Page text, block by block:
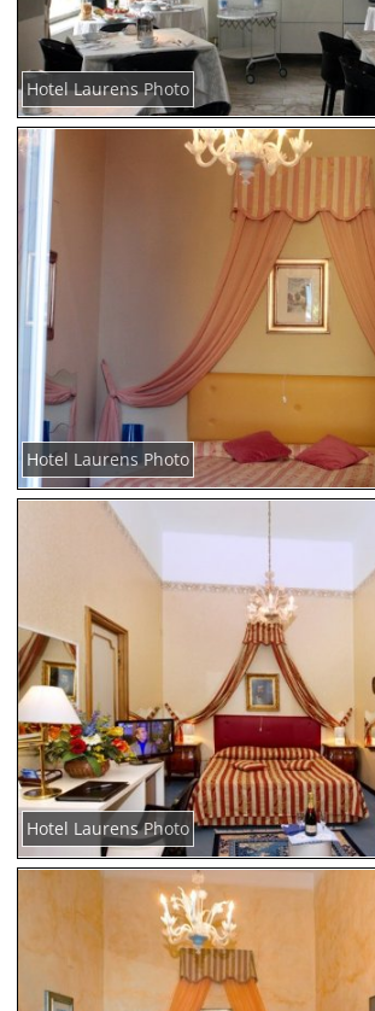
Hotel Laurens Photo
Hotel Laurens Photo
Hotel Laurens Photo